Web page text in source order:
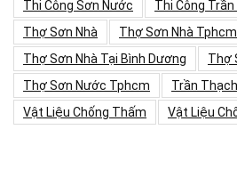
Thi Công Sơn Nước
Thi Công
Thợ Sơn Nhà
Thợ Sơn Nhà Tphcm
Thợ Sơn Nhà Tại Bình Dương
Thợ
Thợ Sơn Nước Tphcm
Trần
Vật Liệu Chống Thấm
Vật Liệu